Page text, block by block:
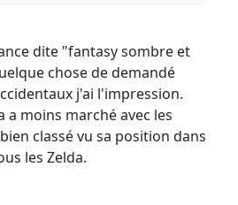
dite "fantasy sombre et
chose de demandé
j'ai l'impression.
a moins marché avec les
classé vu sa position dans
les Zelda.